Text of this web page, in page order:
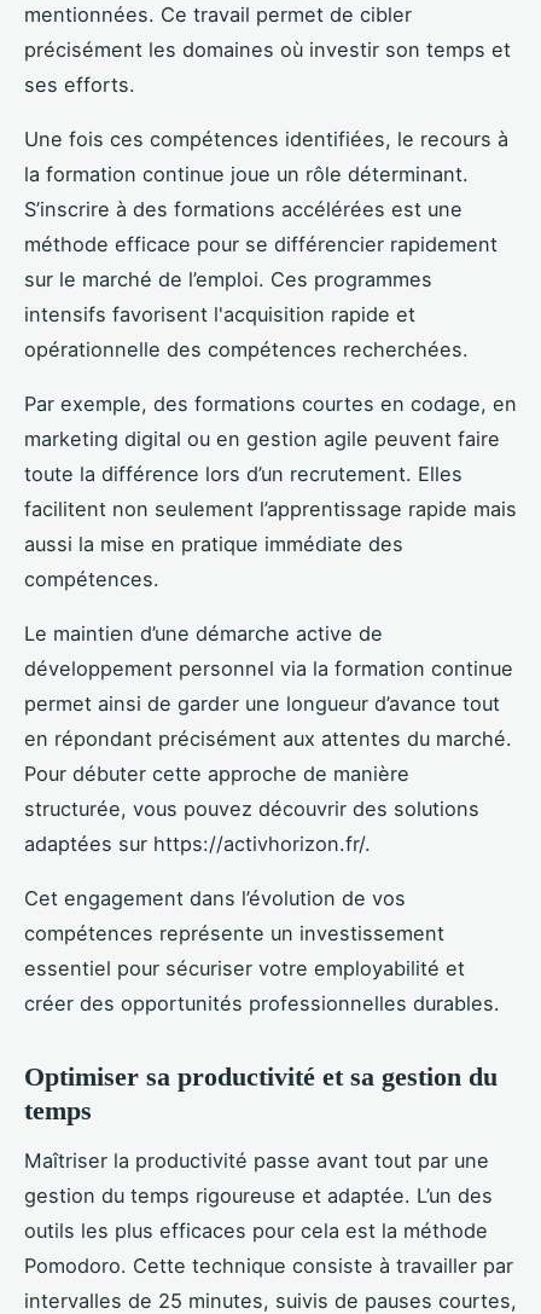
mentionnées. Ce travail permet de cibler
précisément les domaines où investir son temps et
ses efforts.
Une fois ces compétences identifiées, le recours à
la formation continue joue un rôle déterminant.
S’inscrire à des formations accélérées est une
méthode efficace pour se différencier rapidement
sur le marché de l’emploi. Ces programmes
intensifs favorisent l'acquisition rapide et
opérationnelle des compétences recherchées.
Par exemple, des formations courtes en codage, en
marketing digital ou en gestion agile peuvent faire
toute la différence lors d’un recrutement. Elles
facilitent non seulement l’apprentissage rapide mais
aussi la mise en pratique immédiate des
compétences.
Le maintien d’une démarche active de
développement personnel via la formation continue
permet ainsi de garder une longueur d’avance tout
en répondant précisément aux attentes du marché.
Pour débuter cette approche de manière
structurée, vous pouvez découvrir des solutions
adaptées sur https://activhorizon.fr/.
Cet engagement dans l’évolution de vos
compétences représente un investissement
essentiel pour sécuriser votre employabilité et
créer des opportunités professionnelles durables.
Optimiser sa productivité et sa gestion du
temps
Maîtriser la productivité passe avant tout par une
gestion du temps rigoureuse et adaptée. L’un des
outils les plus efficaces pour cela est la méthode
Pomodoro. Cette technique consiste à travailler par
intervalles de 25 minutes, suivis de pauses courtes,